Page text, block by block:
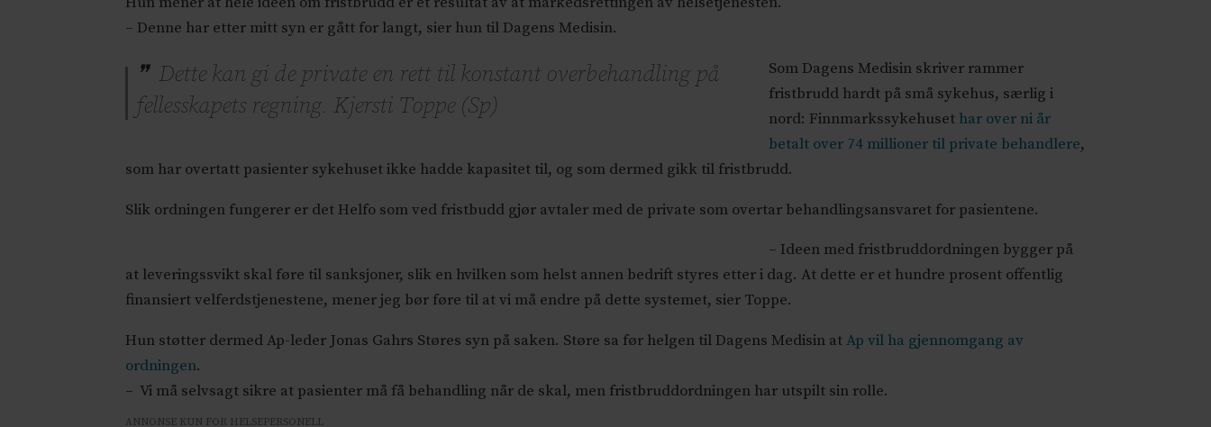
– Denne har etter mitt syn er gått for langt, sier hun til Dagens Medisin.
Dette kan gi de private en rett til konstant overbehandling på
fellesskapets regning. Kjersti Toppe (Sp)
Som Dagens Medisin skriver rammer
fristbrudd hardt på små sykehus, særlig i
nord: Finnmarkssykehuset har over ni år
betalt over 74 millioner til private behandlere,
som har overtatt pasienter sykehuset ikke hadde kapasitet til, og som dermed gikk til fristbrudd.
Slik ordningen fungerer er det Helfo som ved fristbudd gjør avtaler med de private som overtar behandlingsansvaret for pasientene.
– Ideen med fristbruddordningen bygger på
at leveringssvikt skal føre til sanksjoner, slik en hvilken som helst annen bedrift styres etter i dag. At dette er et hundre prosent offentlig
finansiert velferdstjenestene, mener jeg bør føre til at vi må endre på dette systemet, sier Toppe.
Hun støtter dermed Ap-leder Jonas Gahrs Støres syn på saken. Støre sa før helgen til Dagens Medisin atAp vil ha gjennomgang av
ordningen.
– Vi må selvsagt sikre at pasienter må få behandling når de skal, men fristbruddordningen har utspilt sin rolle.
ANNONSE KUN FOR HELSEPERSONELL